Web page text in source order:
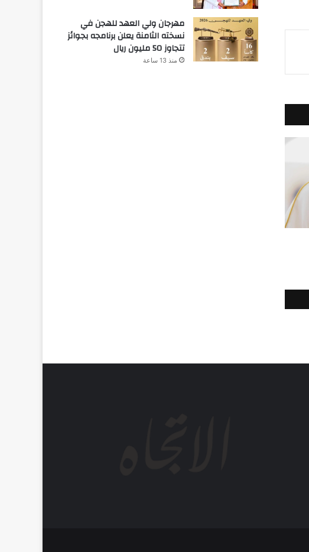
مهرجان ولي العهد للهجن في
نسخته الثامنة يعلن برنامجه بجوائز
تتجاوز 50 مليون ريال
منذ 13 ساعة